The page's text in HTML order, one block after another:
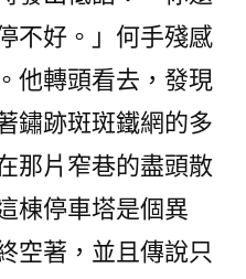
不好。」何手殘感
他轉頭看去，發現
鏽跡斑斑鐵網的多
那片窄巷的盡頭散
棟停車塔是個異
空著，並且傳說只